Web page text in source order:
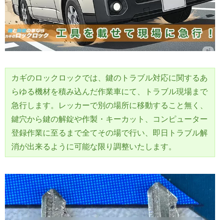
カギのロックロックでは、鍵のトラブル対応に関するあ
らゆる機材を積み込んだ作業車にて、トラブル現場まで
急行します。レッカーで別の場所に移動すること無く、
鍵穴から鍵の解錠や作製・キーカット、コンピューター
登録作業に至るまで全てその場で行い、即日トラブル解
消が出来るように可能な限り調整いたします。